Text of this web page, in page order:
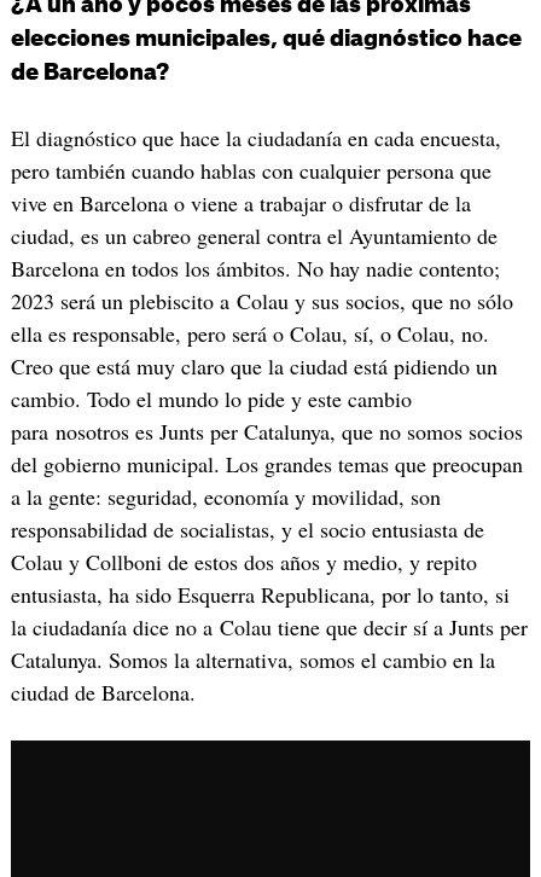
¿A un año y pocos meses de las próximas
elecciones municipales, qué diagnóstico hace
de Barcelona?
El diagnóstico que hace la ciudadanía en cada encuesta,
pero también cuando hablas con cualquier persona que
vive en Barcelona o viene a trabajar o disfrutar de la
ciudad, es un cabreo general contra el Ayuntamiento de
Barcelona en todos los ámbitos. No hay nadie contento;
2023 será un plebiscito a Colau y sus socios, que no sólo
ella es responsable, pero será o Colau, sí, o Colau, no.
Creo que está muy claro que la ciudad está pidiendo un
cambio. Todo el mundo lo pide y este cambio
para nosotros es Junts per Catalunya, que no somos socios
del gobierno municipal. Los grandes temas que preocupan
a la gente: seguridad, economía y movilidad, son
responsabilidad de socialistas, y el socio entusiasta de
Colau y Collboni de estos dos años y medio, y repito
entusiasta, ha sido Esquerra Republicana, por lo tanto, si
la ciudadanía dice no a Colau tiene que decir sí a Junts per
Catalunya. Somos la alternativa, somos el cambio en la
ciudad de Barcelona.